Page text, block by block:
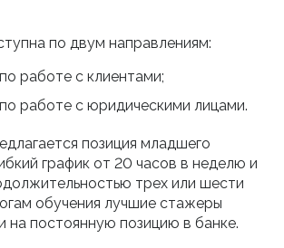
по двум направлениям:
работе с клиентами;
работе с юридическими лицами.
позиция младшего
график от 20 часов в неделю и
трех или шести
обучения лучшие стажеры
на постоянную позицию в банке.